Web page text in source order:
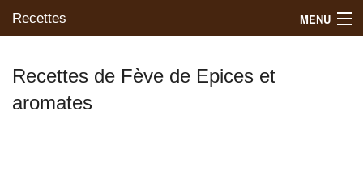
Recettes MENU
Mes blogs préférés
Recettes de Fève de Epices et
aromates